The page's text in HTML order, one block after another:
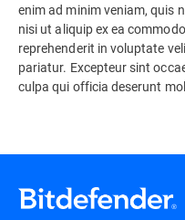
enim ad minim veniam, quis
nisi ut aliquip ex ea
reprehenderit in voluptate
pariatur. Excepteur sint
culpa qui officia deserunt